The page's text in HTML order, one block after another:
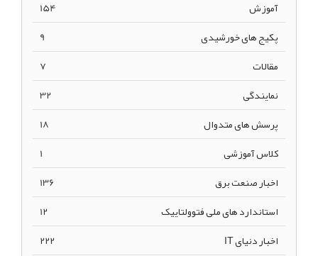
آموزش
154
پکیج های خورشیدی
9
مقالات
7
نمایندگی
32
پرسش های متدوال
18
کلاس آموزشی
1
اخبار صنعت برق
136
استاندارد های ملی فتوولتاییک
12
اخبار دنیای IT
222